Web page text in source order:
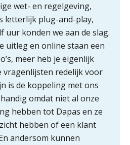
wet- en regelgeving,
letterlijk plug-and-play,
uur konden we aan de slag.
uitleg en online staan een
meer heb je eigenlijk
vragenlijsten redelijk voor
is de koppeling met ons
omdat niet al onze
hebben tot Dapas en ze
hebben of een klant
andersom kunnen
ICT & AI | De accountant als
rekenwonder
Dashboard voor
administratiekantoren: al je klanten in
één overzicht
De vijf grootste uitdagingen in
capaciteitsplanning
Yousri Mandour: “Verandering begint
waar het schuurt”